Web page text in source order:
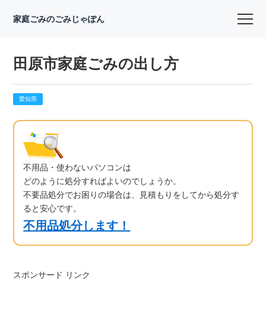
家庭ごみのごみじゃぽん
田原市家庭ごみの出し方
愛知県
不用品・使わないパソコンは
どのように処分すればよいのでしょうか。
不要品処分でお困りの場合は、見積もりをしてから処分す
ると安心です。
不用品処分します！
スポンサード リンク